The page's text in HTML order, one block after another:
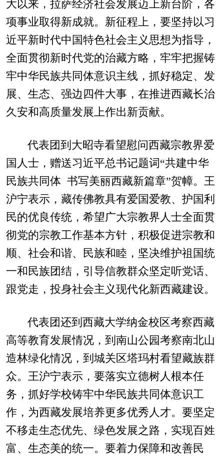
大以来，拉萨经济社会发展迈上新台阶，各
项事业取得新成就。新征程上，要坚持以习
近平新时代中国特色社会主义思想为指导，
全面贯彻新时代党的治藏方略，牢牢把握铸
牢中华民族共同体意识主线，抓好稳定、发
展、生态、强边四件大事，在推进西藏长治
久安和高质量发展上作出新贡献。
代表团到大昭寺看望慰问西藏宗教界爱
国人士，赠送习近平总书记题词“共建中华
民族共同体 书写美丽西藏新篇章”贺幛。王
沪宁表示，藏传佛教具有爱国爱教、护国利
民的优良传统，希望广大宗教界人士全面贯
彻党的宗教工作基本方针，积极促进宗教和
顺、社会和谐、民族和睦，坚决维护祖国统
一和民族团结，引导信教群众坚定听党话、
跟党走，投身社会主义现代化新西藏建设。
代表团还到西藏大学纳金校区考察西藏
高等教育发展情况，到南山公园考察南北山
造林绿化情况，到城关区塔玛村看望藏族群
众。王沪宁表示，要落实立德树人根本任
务，抓好学校铸牢中华民族共同体意识工
作，为西藏发展培养更多优秀人才。要坚定
不移走生态优先、绿色发展之路，实现百姓
富、生态美的统一。要着力保障和改善民